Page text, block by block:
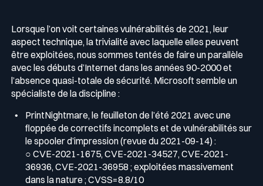
Lorsque l’on voit certaines vulnérabilités de 2021, leur
aspect technique, la trivialité avec laquelle elles peuvent
être exploitées, nous sommes tentés de faire un parallèle
avec les débuts d’Internet dans les années 90-2000 et
l’absence quasi-totale de sécurité. Microsoft semble un
spécialiste de la discipline :
PrintNightmare, le feuilleton de l’été 2021 avec une
floppée de correctifs incomplets et de vulnérabilités sur
le spooler d’impression (revue du 2021-09-14) :
○ CVE-2021-1675, CVE-2021-34527, CVE-2021-
36936, CVE-2021-36958 ; exploitées massivement
dans la nature ; CVSS=8.8/10